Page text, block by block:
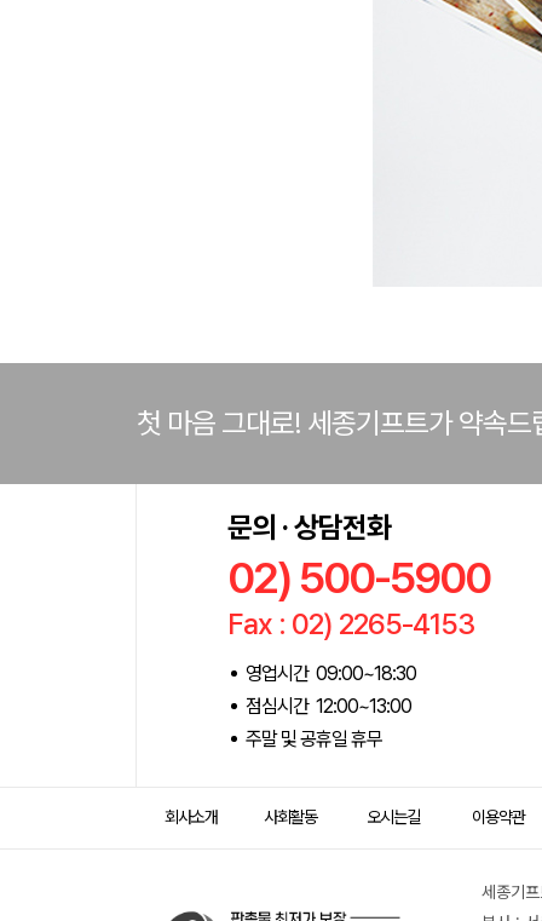
첫 마음 그대로! 세종기프트가 약속드
문의 · 상담전화
02) 500-5900
Fax : 02) 2265-4153
영업시간 09:00~18:30
점심시간 12:00~13:00
주말 및 공휴일 휴무
회사소개 사회활동 오시는길 이용약관
세종기